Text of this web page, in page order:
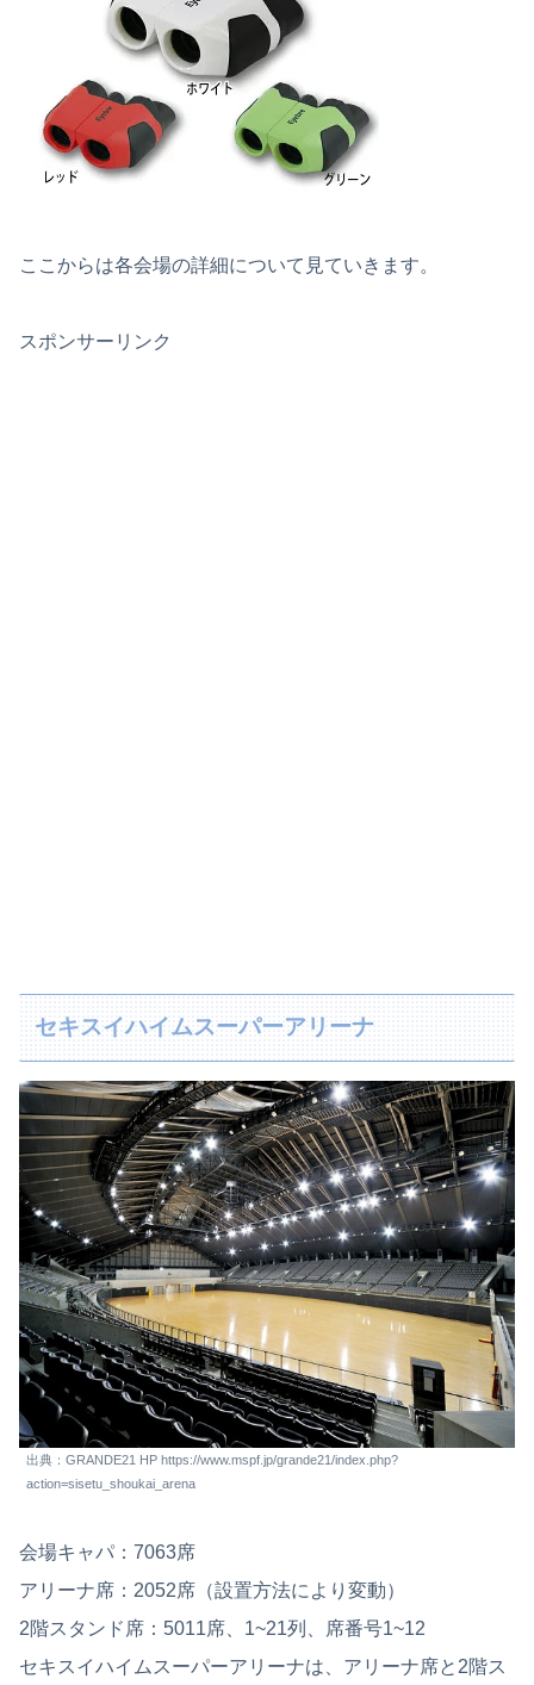
ここからは各会場の詳細について見ていきます。
スポンサーリンク
セキスイハイムスーパーアリーナ
出典：GRANDE21 HP https://www.mspf.jp/grande21/index.php?
action=sisetu_shoukai_arena
会場キャパ：7063席
アリーナ席：2052席（設置方法により変動）
2階スタンド席：5011席、1~21列、席番号1~12
セキスイハイムスーパーアリーナは、アリーナ席と2階ス